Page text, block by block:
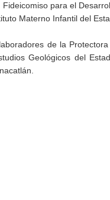
para el
Materno Infantil del
de la
Geológicos del